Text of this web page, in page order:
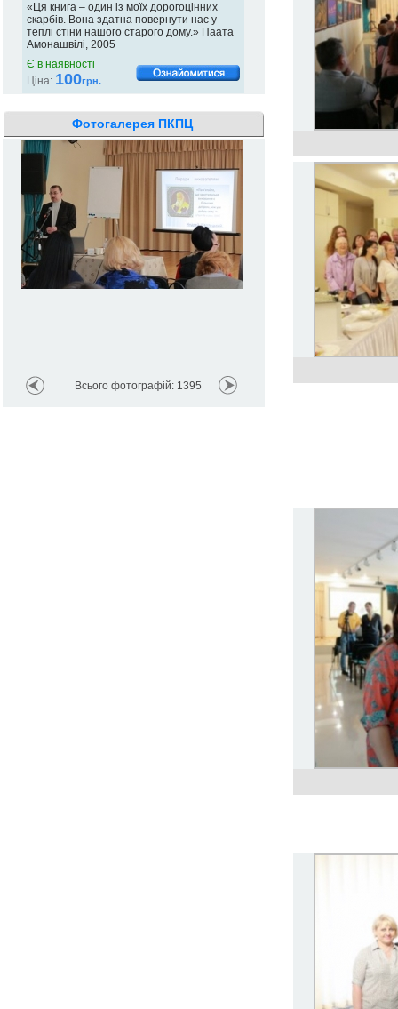
«Ця книга – один із моїх дорогоцінних
скарбів. Вона здатна повернути нас у
теплі стіни нашого старого дому.» Паата
Амонашвілі, 2005
Є в наявності
Ціна: 100грн.
Фотогалерея ПКПЦ
Всього фотографій: 1395